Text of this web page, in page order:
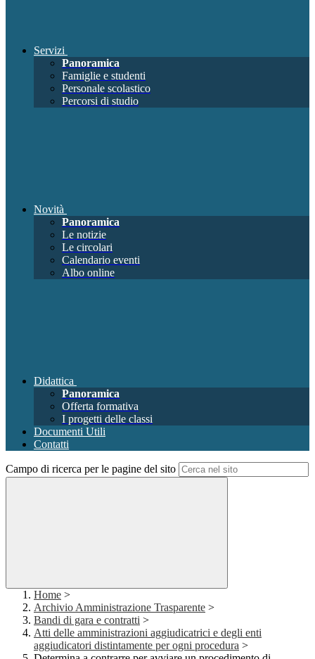
Servizi
Panoramica
Famiglie e studenti
Personale scolastico
Percorsi di studio
Novità
Panoramica
Le notizie
Le circolari
Calendario eventi
Albo online
Didattica
Panoramica
Offerta formativa
I progetti delle classi
Documenti Utili
Contatti
Campo di ricerca per le pagine del sito
Home >
Archivio Amministrazione Trasparente >
Bandi di gara e contratti >
Atti delle amministrazioni aggiudicatrici e degli enti
aggiudicatori distintamente per ogni procedura >